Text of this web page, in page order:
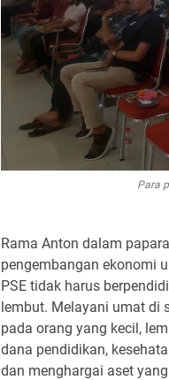
Para
Rama Anton dalam
pengembangan ekonomi
PSE tidak harus
lembut. Melayani umat di
pada orang yang kecil,
dana pendidikan,
dan menghargai aset